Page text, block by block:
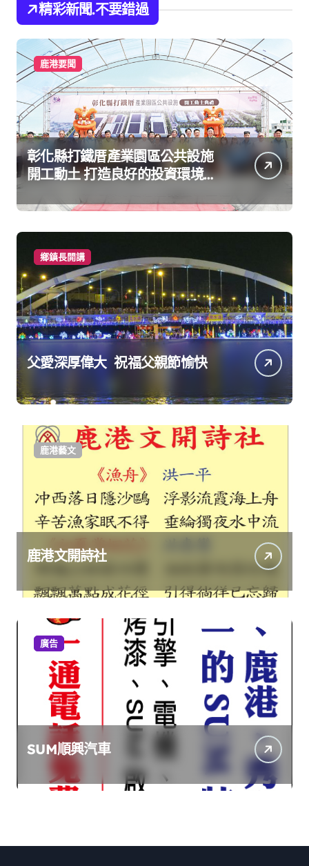
精彩新聞.不要錯過
鹿港要聞
彰化縣打鐵厝產業園區公共設施
開工動土 打造良好的投資環境讓
鄉鎮長開講
父愛深厚偉大 祝福父親節愉快
鹿港藝文
鹿港文開詩社
廣告
SUM順興汽車